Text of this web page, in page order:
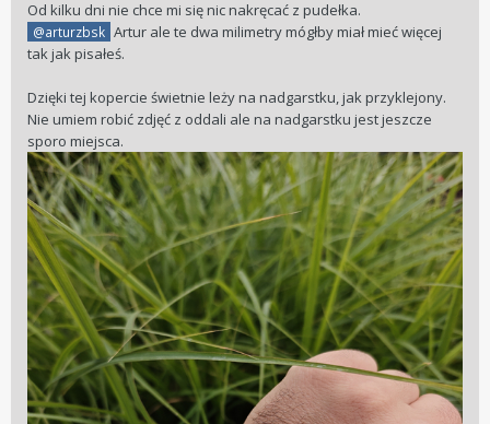
Od kilku dni nie chce mi się nic nakręcać z pudełka.
@arturzbsk Artur ale te dwa milimetry mógłby miał mieć więcej
tak jak pisałeś.
Dzięki tej kopercie świetnie leży na nadgarstku, jak przyklejony.
Nie umiem robić zdjęć z oddali ale na nadgarstku jest jeszcze
sporo miejsca.